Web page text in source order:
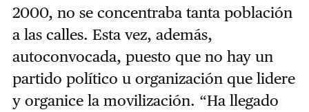
2000, no se concentraba tanta población
a las calles. Esta vez, además,
autoconvocada, puesto que no hay un
partido político u organización que lidere
y organice la movilización. “Ha llegado